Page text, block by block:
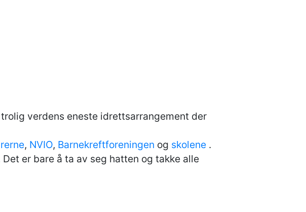
verdens eneste idrettsarrangement der
, NVIO, Barnekreftforeningen og skolene .
er bare å ta av seg hatten og takke alle